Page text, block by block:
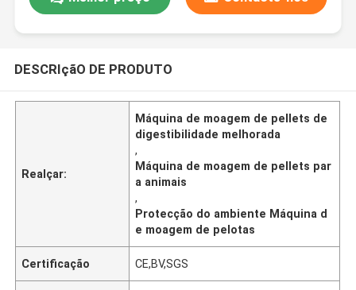
DESCRIçãO DE PRODUTO
Realçar:
Máquina de moagem de pellets de
digestibilidade melhorada
,
Máquina de moagem de pellets par
a animais
,
Protecção do ambiente Máquina d
e moagem de pelotas
Certificação CE,BV,SGS